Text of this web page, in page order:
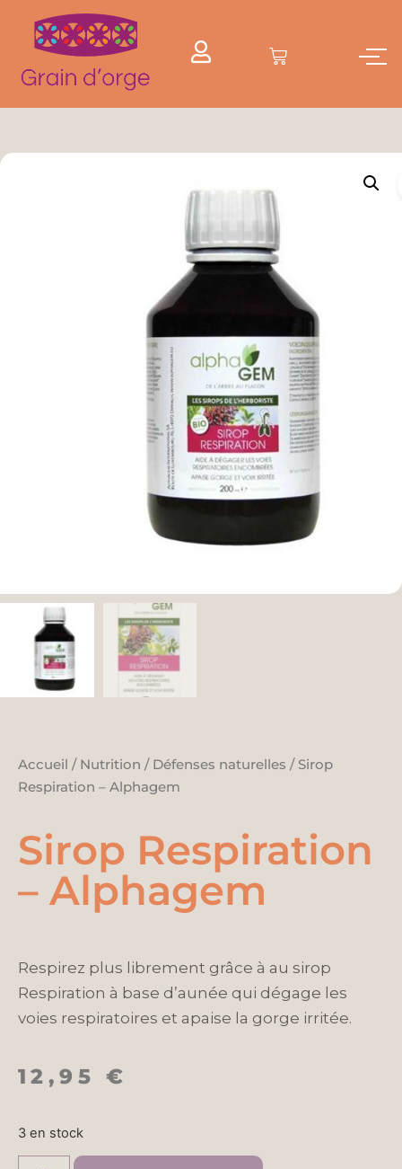
Accueil / Nutrition / Défenses naturelles / Sirop
Respiration – Alphagem
Sirop Respiration
– Alphagem
Respirez plus librement grâce à au sirop
Respiration à base d’aunée qui dégage les
voies respiratoires et apaise la gorge irritée.
12,95€
3 en stock